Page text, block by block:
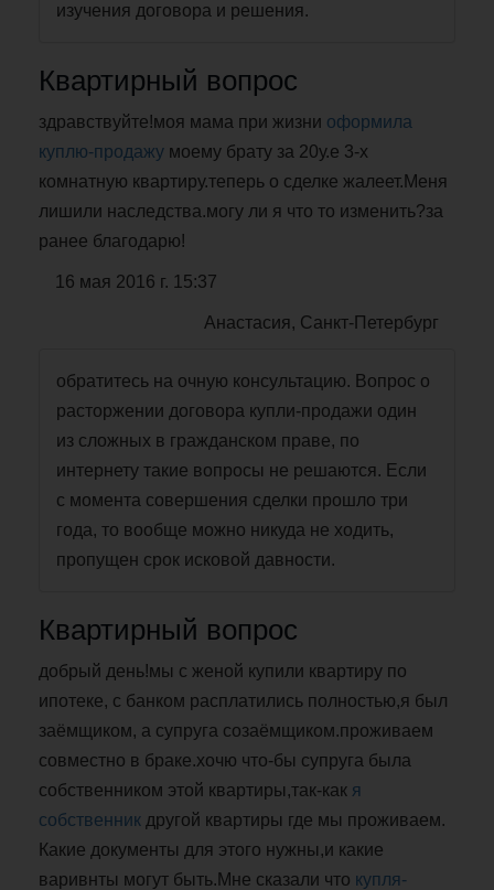
изучения договора и решения.
Квартирный вопрос
здравствуйте!моя мама при жизни оформила
куплю-продажу моему брату за 20у.е 3-х
комнатную квартиру.теперь о сделке жалеет.Меня
лишили наследства.могу ли я что то изменить?за
ранее благодарю!
16 мая 2016 г. 15:37
Анастасия, Санкт-Петербург
обратитесь на очную консультацию. Вопрос о
расторжении договора купли-продажи один
из сложных в гражданском праве, по
интернету такие вопросы не решаются. Если
с момента совершения сделки прошло три
года, то вообще можно никуда не ходить,
пропущен срок исковой давности.
Квартирный вопрос
добрый день!мы с женой купили квартиру по
ипотеке, с банком расплатились полностью,я был
заёмщиком, а супруга созаёмщиком.проживаем
совместно в браке.хочю что-бы супруга была
собственником этой квартиры,так-как я
собственник другой квартиры где мы проживаем.
Какие документы для этого нужны,и какие
варивнты могут быть.Мне сказали что купля-